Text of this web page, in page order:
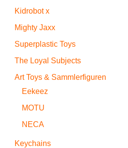
Kidrobot x
Mighty Jaxx
Superplastic Toys
The Loyal Subjects
Art Toys & Sammlerfiguren
Eekeez
MOTU
NECA
Keychains